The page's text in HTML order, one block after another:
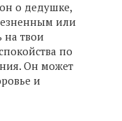
о дедушке,
или
на твои
по
Он может
и